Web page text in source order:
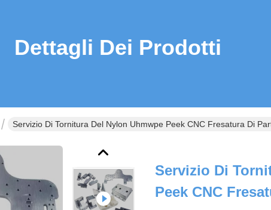
Dettagli Dei Prodotti
Servizio Di Tornitura Del Nylon Uhmwpe Peek CNC Fresatura Di
Servizio Di
Peek CNC